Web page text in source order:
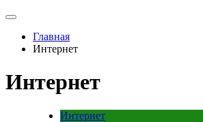
Главная
Интернет
Интернет
Интернет